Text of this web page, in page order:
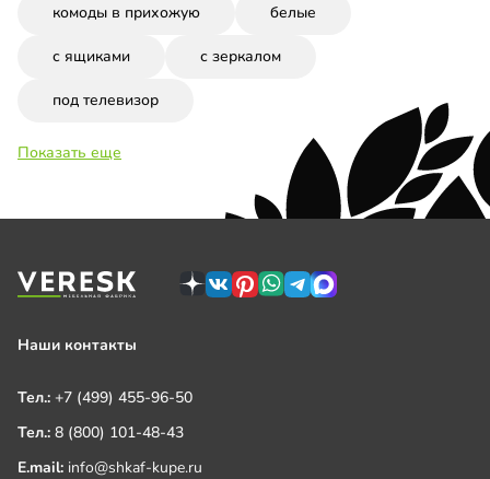
комоды в прихожую белые
с ящиками с зеркалом
под телевизор
Показать еще
Наши контакты
Тел.: +7 (499) 455-96-50
Тел.: 8 (800) 101-48-43
E.mail: info@shkaf-kupe.ru